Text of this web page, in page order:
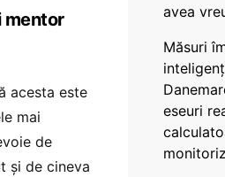
mentor
acesta este
mai
de
și de cineva
avea
Măsuri
eseuri